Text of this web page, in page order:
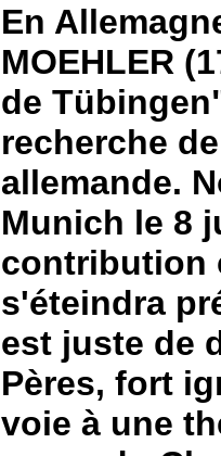
En
MOEHLER
de
recherche
allemande.
Munich le 8
contribution
s'éteindra
est juste de
Pères, fort
voie à une